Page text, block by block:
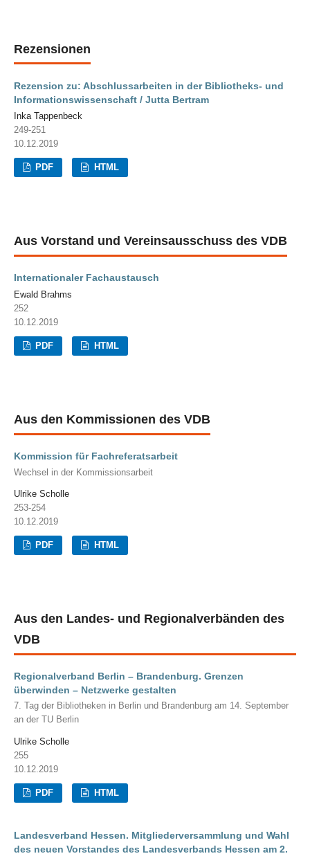
Rezensionen
Rezension zu: Abschlussarbeiten in der Bibliotheks- und
Informationswissenschaft / Jutta Bertram
Inka Tappenbeck
249-251
10.12.2019
PDF HTML
Aus Vorstand und Vereinsausschuss des VDB
Internationaler Fachaustausch
Ewald Brahms
252
10.12.2019
PDF HTML
Aus den Kommissionen des VDB
Kommission für Fachreferatsarbeit
Wechsel in der Kommissionsarbeit
Ulrike Scholle
253-254
10.12.2019
PDF HTML
Aus den Landes- und Regionalverbänden des
VDB
Regionalverband Berlin – Brandenburg. Grenzen
überwinden – Netzwerke gestalten
7. Tag der Bibliotheken in Berlin und Brandenburg am 14. September
an der TU Berlin
Ulrike Scholle
255
10.12.2019
PDF HTML
Landesverband Hessen. Mitgliederversammlung und Wahl
des neuen Vorstandes des Landesverbands Hessen am 2.